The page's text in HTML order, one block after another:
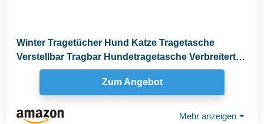
Winter Tragetücher Hund Katze Tragetasche
Verstellbar Tragbar Hundetragetasche Verbreitert
Verdickt...
Zum Angebot
Mehr anzeigen ⏷